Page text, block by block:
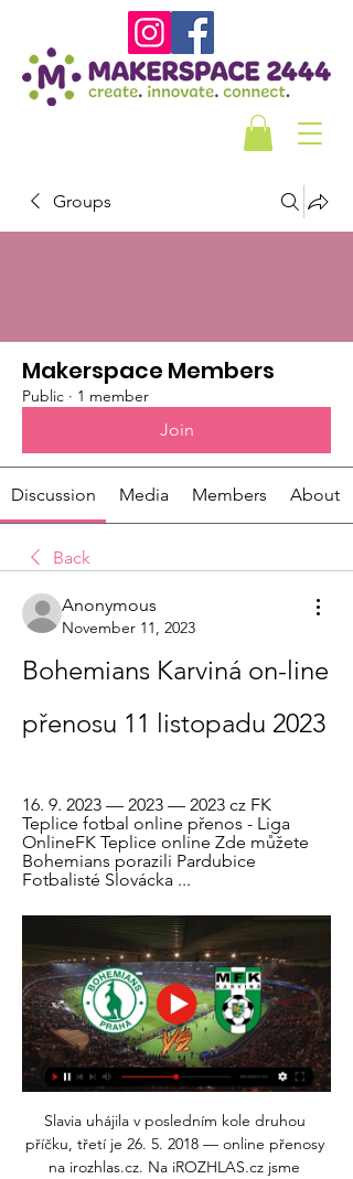
Groups
Makerspace Members
Public · 1 member
Join
Discussion Media Members About
Back
Anonymous
November 11, 2023
Bohemians Karviná on-line
přenosu 11 listopadu 2023
16. 9. 2023 — 2023 — 2023 cz FK
Teplice fotbal online přenos - Liga
OnlineFK Teplice online Zde můžete
Bohemians porazili Pardubice
Fotbalisté Slovácka ...
Slavia uhájila v posledním kole druhou
příčku, třetí je 26. 5. 2018 — online přenosy
na irozhlas.cz. Na iROZHLAS.cz jsme